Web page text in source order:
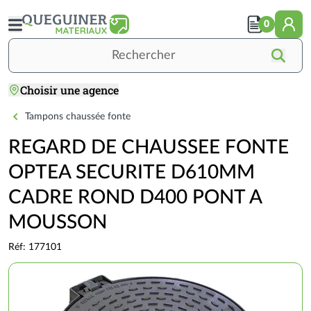
au
contenu
Choisir une agence
0
Accueil
VOIRIE / ASSAINISSEMENT / TP
VOIRIE
Fonte
Tampons chaussée fonte
REGARD DE CHAUSSEE FONTE
OPTEA SECURITE D610MM
CADRE ROND D400 PONT A
MOUSSON
Réf: 177101